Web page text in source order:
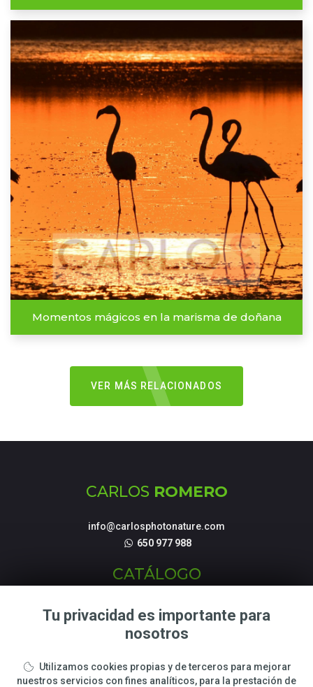
Momentos mágicos en la marisma de doñana
VER MÁS RELACIONADOS
CARLOS ROMERO
info@carlosphotonature.com
650 977 988
CATÁLOGO
Fotografías de Naturaleza
Tienda Online
Talleres y cursos Fotográficos
LEGAL
Tu privacidad es importante para
nosotros
Utilizamos cookies propias y de terceros para mejorar
nuestros servicios con fines analíticos, para la prestación de